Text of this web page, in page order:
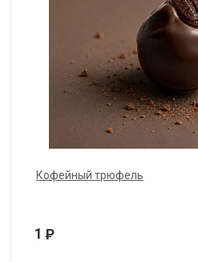
Кофейный трюфель
1 Р